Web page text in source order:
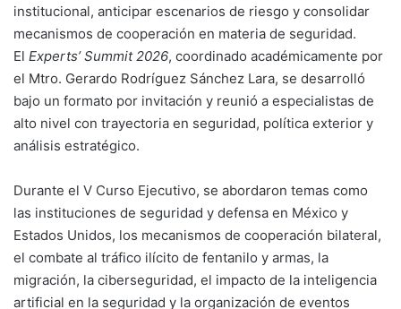
institucional, anticipar escenarios de riesgo y consolidar
mecanismos de cooperación en materia de seguridad.
El Experts’ Summit 2026, coordinado académicamente por
el Mtro. Gerardo Rodríguez Sánchez Lara, se desarrolló
bajo un formato por invitación y reunió a especialistas de
alto nivel con trayectoria en seguridad, política exterior y
análisis estratégico.
Durante el V Curso Ejecutivo, se abordaron temas como
las instituciones de seguridad y defensa en México y
Estados Unidos, los mecanismos de cooperación bilateral,
el combate al tráfico ilícito de fentanilo y armas, la
migración, la ciberseguridad, el impacto de la inteligencia
artificial en la seguridad y la organización de eventos